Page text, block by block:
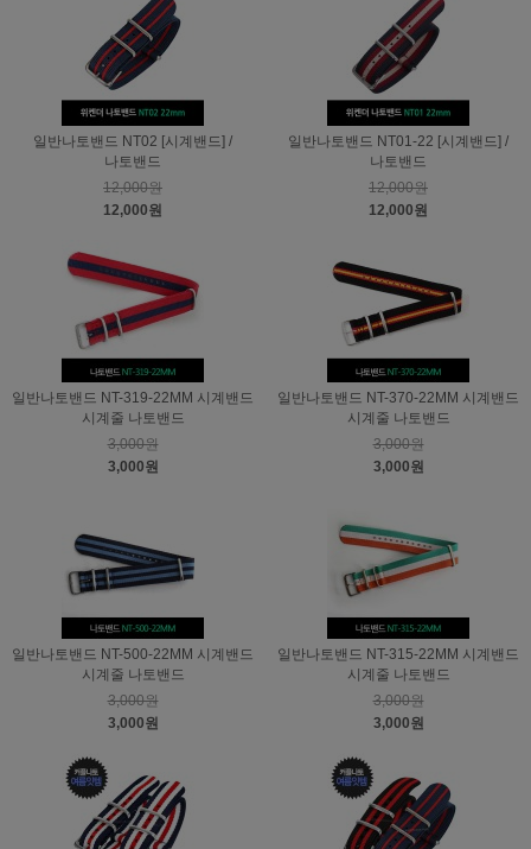
일반나토밴드 NT02 [시계밴드] /
나토밴드
12,000원
12,000원
일반나토밴드 NT01-22 [시계밴드] /
나토밴드
12,000원
12,000원
일반나토밴드 NT-319-22MM 시계밴드
시계줄 나토밴드
3,000원
3,000원
일반나토밴드 NT-370-22MM 시계밴드
시계줄 나토밴드
3,000원
3,000원
일반나토밴드 NT-500-22MM 시계밴드
시계줄 나토밴드
3,000원
3,000원
일반나토밴드 NT-315-22MM 시계밴드
시계줄 나토밴드
3,000원
3,000원